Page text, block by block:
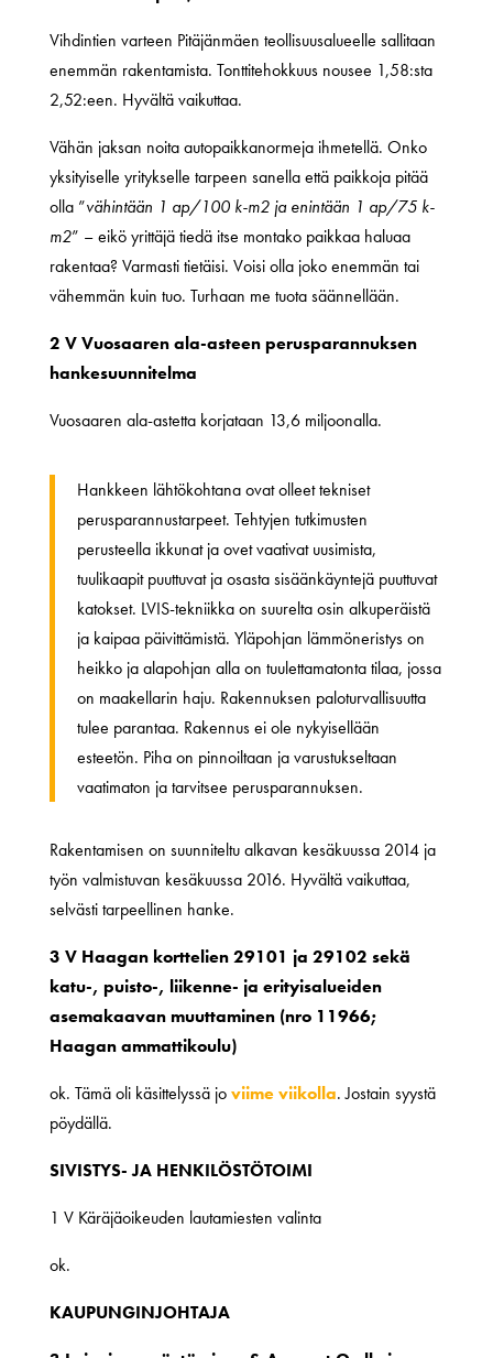
Vihdintien varteen Pitäjänmäen teollisuusalueelle sallitaan
enemmän rakentamista. Tonttitehokkuus nousee 1,58:sta
2,52:een. Hyvältä vaikuttaa.
Vähän jaksan noita autopaikkanormeja ihmetellä. Onko
yksityiselle yritykselle tarpeen sanella että paikkoja pitää
olla ”vähintään 1 ap/100 k-m2 ja enintään 1 ap/75 k-
m2” – eikö yrittäjä tiedä itse montako paikkaa haluaa
rakentaa? Varmasti tietäisi. Voisi olla joko enemmän tai
vähemmän kuin tuo. Turhaan me tuota säännellään.
2 V Vuosaaren ala-asteen perusparannuksen
hankesuunnitelma
Vuosaaren ala-astetta korjataan 13,6 miljoonalla.
Hankkeen lähtökohtana ovat olleet tekniset
perusparannustarpeet. Tehtyjen tutkimusten
perusteella ikkunat ja ovet vaativat uusimista,
tuulikaapit puuttuvat ja osasta sisäänkäyntejä puuttuvat
katokset. LVIS-tekniikka on suurelta osin alkuperäistä
ja kaipaa päivittämistä. Yläpohjan lämmöneristys on
heikko ja alapohjan alla on tuulettamatonta tilaa, jossa
on maakellarin haju. Rakennuksen paloturvallisuutta
tulee parantaa. Rakennus ei ole nykyisellään
esteetön. Piha on pinnoiltaan ja varustukseltaan
vaatimaton ja tarvitsee perusparannuksen.
Rakentamisen on suunniteltu alkavan kesäkuussa 2014 ja
työn valmistuvan kesäkuussa 2016. Hyvältä vaikuttaa,
selvästi tarpeellinen hanke.
3 V Haagan korttelien 29101 ja 29102 sekä
katu-, puisto-, liikenne- ja erityisalueiden
asemakaavan muuttaminen (nro 11966;
Haagan ammattikoulu)
ok. Tämä oli käsittelyssä joviime viikolla. Jostain syystä
pöydällä.
SIVISTYS- JA HENKILÖSTÖTOIMI
1 V Käräjäoikeuden lautamiesten valinta
ok.
KAUPUNGINJOHTAJA